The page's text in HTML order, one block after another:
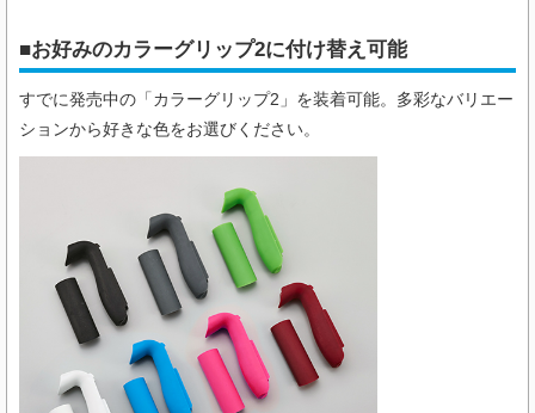
■お好みのカラーグリップ2に付け替え可能
すでに発売中の「カラーグリップ2」を装着可能。多彩なバリエー
ションから好きな色をお選びください。